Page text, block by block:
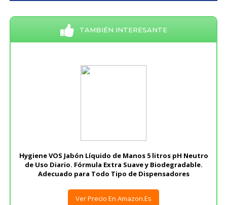
TAMBIÉN INTERESANTE
Hygiene VOS Jabón Líquido de Manos 5 litros pH Neutro
de Uso Diario. Fórmula Extra Suave y Biodegradable.
Adecuado para Todo Tipo de Dispensadores
Ver Precio En Amazon.es